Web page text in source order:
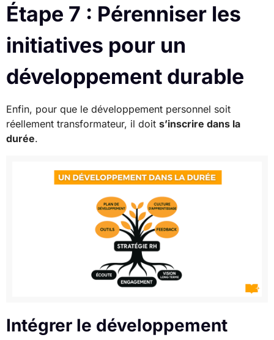
Étape 7 : Pérenniser les
initiatives pour un
développement durable
Enfin, pour que le développement personnel soit
réellement transformateur, il doit s’inscrire dans la
durée.
Intégrer le développement